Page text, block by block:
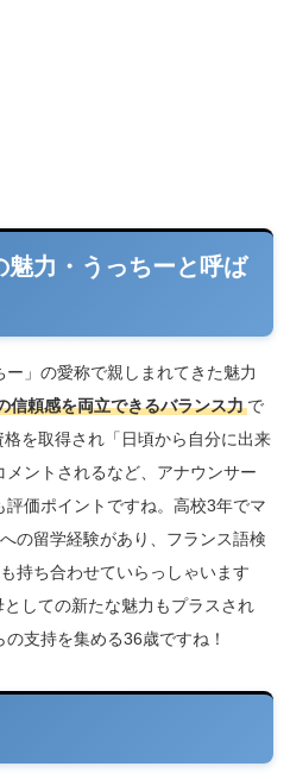
魅力・うっちーと呼ば
」の愛称で親しまれてきた魅力
信頼感を両立できるバランス力 で
を取得され「日頃から自分に出来
ントされるなど、アナウンサー
価ポイントですね。高校3年でマ
の留学経験があり、フランス語検
持ち合わせていらっしゃいます
しての新たな魅力もプラスされ
支持を集める36歳ですね！